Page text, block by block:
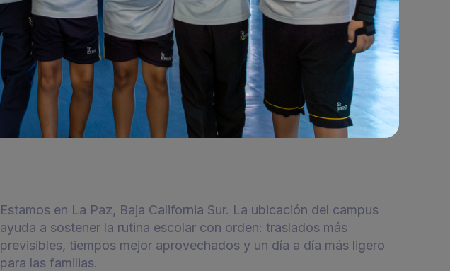
Estamos en La Paz, Baja California Sur. La ubicación del campus
ayuda a sostener la rutina escolar con orden: traslados más
previsibles, tiempos mejor aprovechados y un día a día más ligero
para las familias.